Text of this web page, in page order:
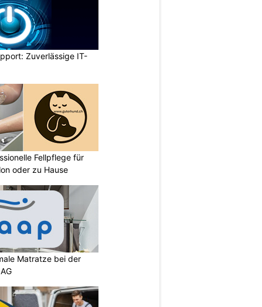
Zuverlässige IT-
Fellpflege für
oder zu Hause
Matratze bei der